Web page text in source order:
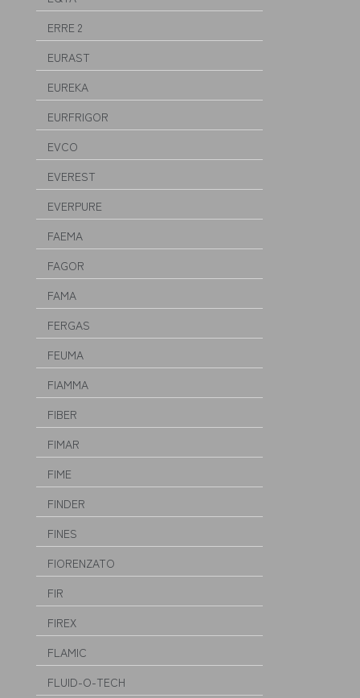
ERRE 2
EURAST
EUREKA
EURFRIGOR
EVCO
EVEREST
EVERPURE
FAEMA
FAGOR
FAMA
FERGAS
FEUMA
FIAMMA
FIBER
FIMAR
FIME
FINDER
FINES
FIORENZATO
FIR
FIREX
FLAMIC
FLUID-O-TECH